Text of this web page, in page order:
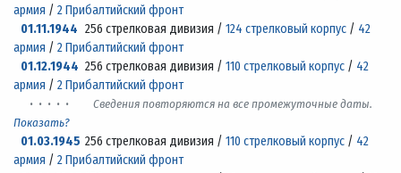
армия / 2 Прибалтийский фронт
01.11.1944 256 стрелковая дивизия /124 стрелковый корпус / 42
армия / 2 Прибалтийский фронт
01.12.1944256 стрелковая дивизия /110 стрелковый корпус / 42
армия / 2 Прибалтийский фронт
· · · · ·
Сведения повторяются на все промежуточные даты.
Показать?
01.03.1945256 стрелковая дивизия /110 стрелковый корпус / 42
армия / 2 Прибалтийский фронт